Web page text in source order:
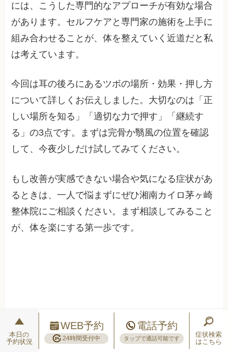
には、こうした専門的なアプローチが有効な場合
があります。セルフケアと専門家の施術を上手に
組み合わせることが、体を整えていく近道だと私
は考えています。
今回は耳の後ろにあるツボの場所・効果・押し方
について詳しくお伝えしました。大切なのは「正
しい場所を知る」「適切な力で押す」「継続す
る」の3点です。まずは完骨か翳風の位置を確認
して、今夜少しだけ試してみてください。
もし改善が実感できない場合や気になる症状があ
るときは、一人で悩まずにぜひ湘南カイロ茅ヶ崎
整体院にご相談ください。まず相談してみること
が、体を楽にする第一歩です。
本日の
予約状況
WEB予約
24時間受付中
電話予約
タップで通話可能です
症状検索
はこちら